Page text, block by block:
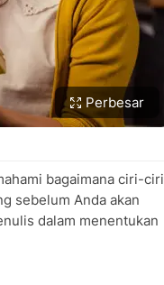
Perbesar
bagaimana ciri-ciri
sebelum Anda akan
dalam menentukan